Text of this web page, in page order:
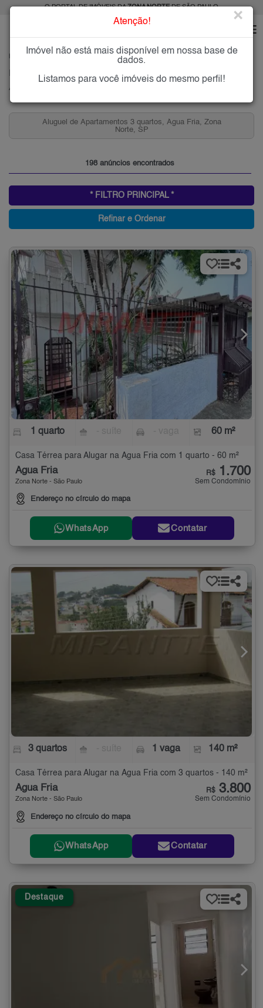
O PORTAL DE IMÓVEIS DAZONA NORTEDE SÃO PAULO
ÁGUA FRIA
Imóveis para Alugar na Água Fria, Zona Norte de São Paulo, SP
Água Fria, Zona Norte
Aluguel de Apartamentos 2 quartos, Água Fria, Zona
Norte, SP
198 anúncios encontrados
* FILTRO PRINCIPAL *
Refinar e Ordenar
1 quarto 60 m²
Casa Térrea para Alugar na Água Fria com 1 quarto - 60 m²
Água Fria
Zona Norte - São Paulo
Endereço no círculo do mapa
R$ 1.700
Sem Condomínio
WhatsApp Contatar
3 quartos 1 vaga 140 m²
Casa Térrea para Alugar na Água Fria com 3 quartos - 140 m²
Água Fria
Zona Norte - São Paulo
Endereço no círculo do mapa
R$ 3.800
Sem Condomínio
WhatsApp Contatar
Destaque
Atenção! ×
Imóvel não está mais disponível em nossa base de
dados.
Listamos para você imóveis do mesmo perfil!